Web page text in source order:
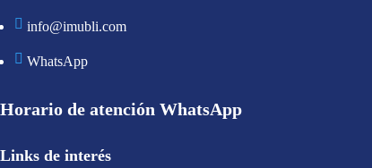
info@imubli.com
WhatsApp
Horario de atención WhatsApp
Links de interés